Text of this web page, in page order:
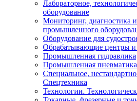
Лабораторное,
оборудование
Мониторинг, диагностика
промышленного
Оборудование для
Обрабатывающие центры
Промышленная гидравлика
Промышленная пневматика
Специальное,
Спецтехника
Технологии.